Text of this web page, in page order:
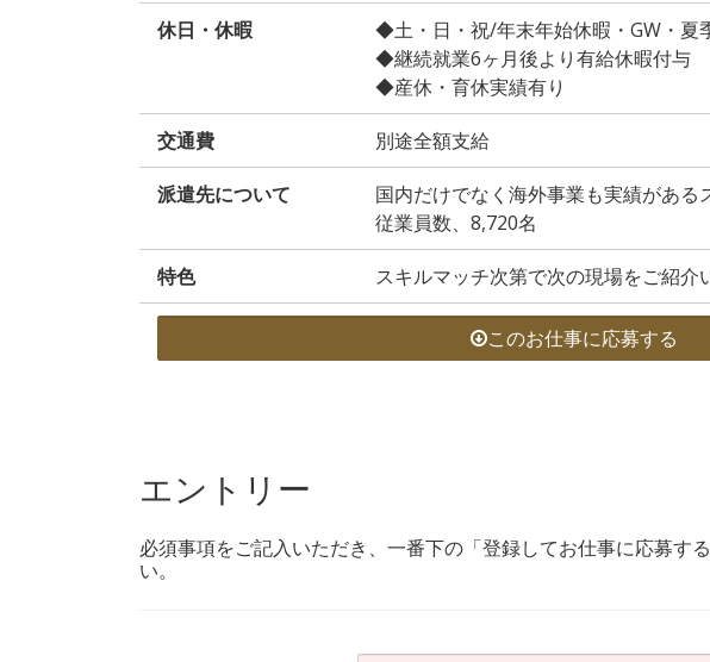
休日・休暇
◆土・日・祝/年末年始休暇・GW・夏
◆継続就業6ヶ月後より有給休暇付与
◆産休・育休実績有り
交通費 別途全額支給
派遣先について
国内だけでなく海外事業も実績がある
従業員数、8,720名
特色 スキルマッチ次第で次の現場をご紹介
このお仕事に応募する
エントリー
必須事項をご記入いただき、一番下の「登録してお仕事に応募す
い。